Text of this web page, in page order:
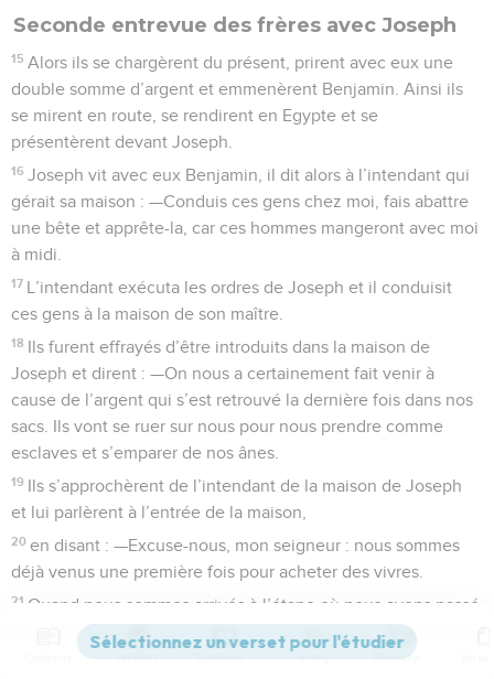
Seconde entrevue des frères avec Joseph
15 Alors ils se chargèrent du présent, prirent avec eux une
double somme d’argent et emmenèrent Benjamin. Ainsi ils
se mirent en route, se rendirent en Egypte et se
présentèrent devant Joseph.
16 Joseph vit avec eux Benjamin, il dit alors à l’intendant qui
gérait sa maison : —Conduis ces gens chez moi, fais abattre
une bête et apprête-la, car ces hommes mangeront avec moi
à midi.
17 L’intendant exécuta les ordres de Joseph et il conduisit
ces gens à la maison de son maître.
18 Ils furent effrayés d’être introduits dans la maison de
Joseph et dirent : —On nous a certainement fait venir à
cause de l’argent qui s’est retrouvé la dernière fois dans nos
sacs. Ils vont se ruer sur nous pour nous prendre comme
esclaves et s’emparer de nos ânes.
19 Ils s’approchèrent de l’intendant de la maison de Joseph
et lui parlèrent à l’entrée de la maison,
20 en disant : —Excuse-nous, mon seigneur : nous sommes
déjà venus une première fois pour acheter des vivres.
21 Quand nous sommes arrivés à l’étape où nous avons passé
la nuit, nous avons ouvert nos sacs et chacun de nous a
retrouvé son argent à l’ouverture de son sac, c’était
Versions Commentaires Strong